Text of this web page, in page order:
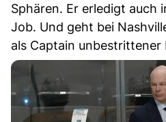
Sphären. Er erledigt auch
Job. Und geht bei
als Captain unbestrittener